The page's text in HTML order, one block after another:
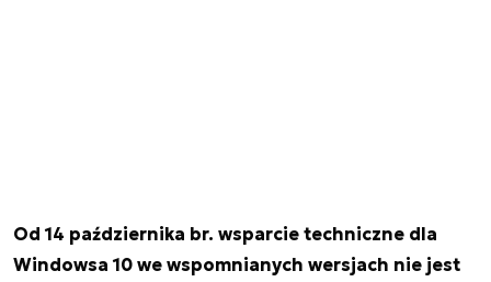
Od 14 października br. wsparcie techniczne dla
Windowsa 10 we wspomnianych wersjach nie jest